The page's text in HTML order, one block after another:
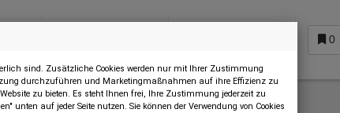
0
sind. Zusätzliche Cookies werden nur mit Ihrer Zustimmung
durchzuführen und Marketingmaßnahmen auf ihre Effizienz zu
zu bieten. Es steht Ihnen frei, Ihre Zustimmung jederzeit zu
unten auf jeder Seite nutzen. Sie können der Verwendung von Cookies